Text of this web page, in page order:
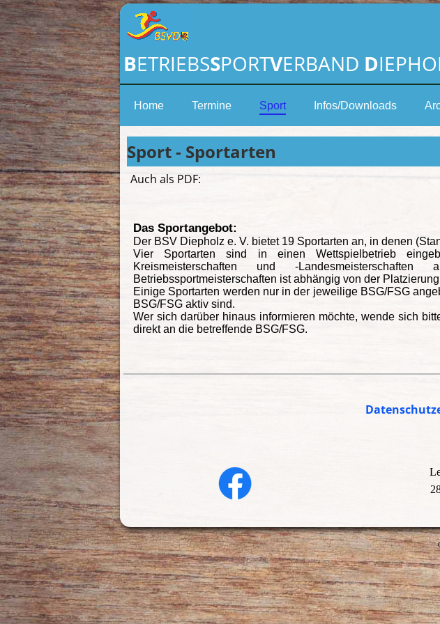
BETRIEBSSPORTVERBAND D
Home Termine Sport Infos/Downloads
Sport - Sportarten
Auch als PDF:
Das Sportangebot:
Der BSV Diepholz e. V. bietet 19 Sportarten an, in denen
Vier Sportarten sind in einen Wettspielbetrieb
Kreismeisterschaften und -
Betriebssportmeisterschaften ist abhängig von der
Einige Sportarten werden nur in der jeweilige BSG/FSG
BSG/FSG aktiv sind.
Wer sich darüber hinaus informieren möchte, wende sich
direkt an die betreffende BSG/FSG.